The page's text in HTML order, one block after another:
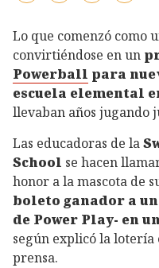
Lo que comenzó como
convirtiéndose en un
Powerball para
escuela elemental
llevaban años jugando
Las educadoras de la
School se hacen
honor a la mascota de
boleto ganador a
de Power Play- en
según explicó la lotería
prensa.